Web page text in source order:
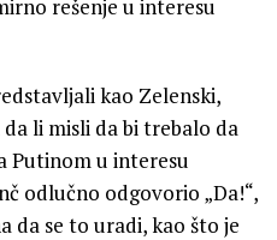
rešenje u interesu
kao Zelenski,
li misli da bi trebalo da
Putinom u interesu
odlučno odgovorio „Da!“,
da se to uradi, kao što je